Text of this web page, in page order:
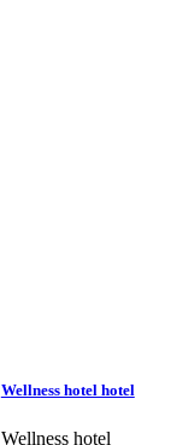
Wellness hotel hotel
Wellness hotel